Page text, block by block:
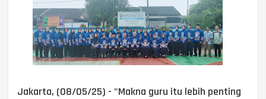
Jakarta, (08/05/25) - "Makna guru itu lebih penting